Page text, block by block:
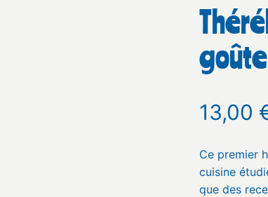
13,00
Ce premier
cuisine
que des